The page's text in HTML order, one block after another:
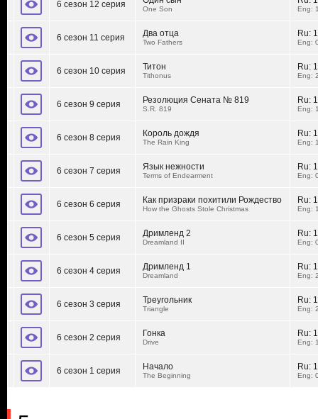
6 сезон 12 серия One Son Eng:
6 сезон 11 серия Два отца
Two Fathers
Ru:
Eng:
6 сезон 10 серия Титон
Tithonus
Ru:
Eng:
6 сезон 9 серия Резолюция Сената № 819
S.R. 819
Ru:
Eng:
6 сезон 8 серия Король дождя
The Rain King
Ru:
Eng:
6 сезон 7 серия Язык нежности
Terms of Endearment
Ru:
Eng:
6 сезон 6 серия Как призраки похитили Рождество
How the Ghosts Stole Christmas
Ru:
Eng:
6 сезон 5 серия Дримленд 2
Dreamland II
Ru:
Eng:
6 сезон 4 серия Дримленд 1
Dreamland
Ru:
Eng:
6 сезон 3 серия Треугольник
Triangle
Ru:
Eng:
6 сезон 2 серия Гонка
Drive
Ru:
Eng:
6 сезон 1 серия Начало
The Beginning
Ru:
Eng: